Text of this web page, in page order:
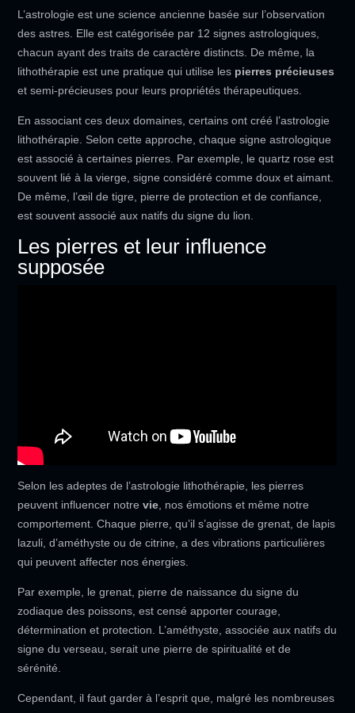
L’astrologie est une science ancienne basée sur l’observation
des astres. Elle est catégorisée par 12 signes astrologiques,
chacun ayant des traits de caractère distincts. De même, la
lithothérapie est une pratique qui utilise les pierres précieuses
et semi-précieuses pour leurs propriétés thérapeutiques.
En associant ces deux domaines, certains ont créé l’astrologie
lithothérapie. Selon cette approche, chaque signe astrologique
est associé à certaines pierres. Par exemple, le quartz rose est
souvent lié à la vierge, signe considéré comme doux et aimant.
De même, l’œil de tigre, pierre de protection et de confiance,
est souvent associé aux natifs du signe du lion.
Les pierres et leur influence
supposée
Selon les adeptes de l’astrologie lithothérapie, les pierres
peuvent influencer notrevie, nos émotions et même notre
comportement. Chaque pierre, qu’il s’agisse de grenat, de lapis
lazuli, d’améthyste ou de citrine, a des vibrations particulières
qui peuvent affecter nos énergies.
Par exemple, le grenat, pierre de naissance du signe du
zodiaque des poissons, est censé apporter courage,
détermination et protection. L’améthyste, associée aux natifs du
signe du verseau, serait une pierre de spiritualité et de
sérénité.
Cependant, il faut garder à l’esprit que, malgré les nombreuses